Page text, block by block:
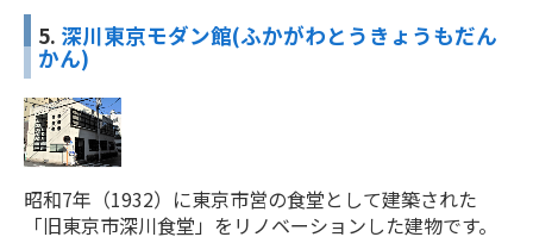
5. 深川東京モダン館(ふかがわとうきょうもだん
かん)
昭和7年（1932）に東京市営の食堂として建築された
「旧東京市深川食堂」をリノベーションした建物です。